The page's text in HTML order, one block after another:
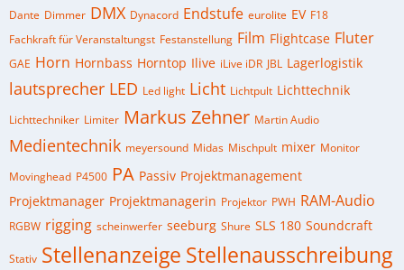
Dante Dimmer DMX Dynacord Endstufe eurolite EV F18
Fachkraft für Veranstaltungst Festanstellung Film Flightcase Fluter
GAE Horn Hornbass Horntop Ilive iLive iDR JBL Lagerlogistik
lautsprecher LED Led light Licht Lichtpult Lichttechnik
Lichttechniker Limiter Markus Zehner Martin Audio
Medientechnik meyersound Midas Mischpult mixer Monitor
Movinghead P4500 PA Passiv Projektmanagement
Projektmanager Projektmanagerin Projektor PWH RAM-Audio
RGBW rigging scheinwerfer seeburg Shure SLS 180 Soundcraft
Stativ Stellenanzeige Stellenausschreibung